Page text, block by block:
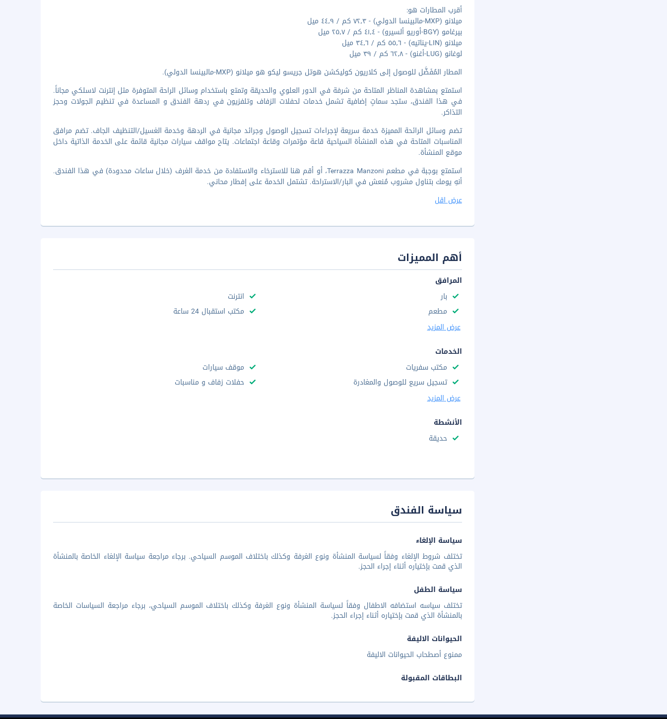
أقرب المطارات هو:
ميلانو (MXP-مالبينسا الدولي) - ٧٢٫٣ كم / ٤٤٫٩ ميل
بيرغامو (BGY-أوريو ألسيرو) - ٤١٫٤ كم / ٢٥٫٧ ميل
ميلانو (LIN-يناتيه) - ٥٥٫٦ كم / ٣٤٫٦ ميل
لوغانو (LUG-أغنو) - ٦٢٫٨ كم / ٣٩ ميل
المطار المُفَضَّل للوصول إلى كلاريون كوليكشن هوتل جريسو ليكو هو ميلانو (MXP-مالبينسا الدولي).
استمتع بمشاهدة المناظر المتاحة من شرفة في الدور العلوي والحديقة وتمتع باستخدام وسائل الراحة المتوفرة مثل إنترنت لاسلكي مجاناً.
في هذا الفندق، ستجد سماتٍ إضافية تشمل خدمات لحفلات الزفاف وتلفزيون في ردهة الفندق و المساعدة في تنظيم الجولات وحجز
التذاكر.
تضم وسائل الرائحة المميزة خدمة سريعة لإجراءات تسجيل الوصول وجرائد مجانية في الردهة وخدمة الغسيل/التنظيف الجاف. تضم مرافق
المناسبات المتاحة في هذه المنشأة السياحية قاعة مؤتمرات وقاعة اجتماعات. يتاح مواقف سيارات مجانية قائمة على الخدمة الذاتية داخل
موقع المنشأة.
استمتع بوجبة في مطعم Terrazza Manzoni، أو أقم هنا للاسترخاء والاستفادة من خدمة الغرف (خلال ساعات محدودة) في هذا الفندق.
أنهِ يومك بتناول مشروب مُنعش في البار/الاستراحة. تشتمل الخدمة على إفطار محاني.
عرض اقل
أهم المميزات
المرافق
بار
انترنت
مطعم
مكتب استقبال 24 ساعة
عرض المزيد
الخدمات
مكتب سفريات
موقف سيارات
تسجيل سريع للوصول والمغادرة
حفلات زفاف و مناسبات
عرض المزيد
الأنشطة
حديقة
سياسة الفندق
سياسة الإلغاء
تختلف شروط الإلغاء وفقاً لسياسة المنشأة ونوع الغرفة وكذلك باختلاف الموسم السياحي. برجاء مراجعة سياسة الإلغاء الخاصة بالمنشأة
الذي قمت بإختياره أثناء إجراء الحجز.
سياسة الطفل
تختلف سياسه استضافه الاطفال وفقاً لسياسة المنشأة ونوع الغرفة وكذلك باختلاف الموسم السياحي، برجاء مراجعة السياسات الخاصة
بالمنشأة الذي قمت بإختياره أثناء إجراء الحجز.
الحيوانات الاليفة
ممنوع أصطحاب الحيوانات الاليفة
البطاقات المقبولة